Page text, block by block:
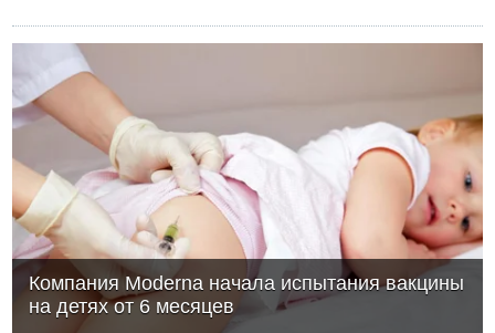
батарея ПВО ближнего радиуса в нескольких
раундах испытаний сбила одновременно
запущенные ракеты, а также беспилотных
аппаратов воображаемого противника.
Компания Moderna начала испытания вакцины
на детях от 6 месяцев